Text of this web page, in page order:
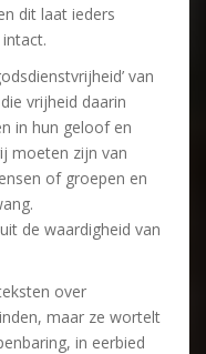
dit laat ieders
van
vrijheid daarin
in hun geloof en
moeten zijn van
of groepen en
de waardigheid van
over
maar ze wortelt
in eerbied